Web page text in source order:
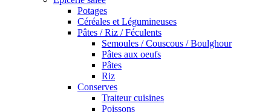
Potages
Céréales et Légumineuses
Pâtes / Riz / Féculents
Semoules / Couscous / Boulghour
Pâtes aux oeufs
Pâtes
Riz
Conserves
Traiteur cuisines
Poissons